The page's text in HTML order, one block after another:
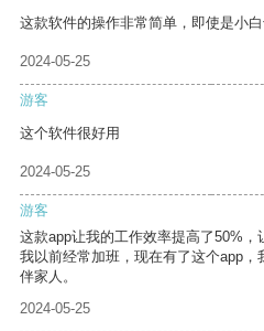
这款软件的操作非常简单，即使是小白
2024-05-25
游客
这个软件很好用
2024-05-25
游客
这款app让我的工作效率提高了50%，
我以前经常加班，现在有了这个app
伴家人。
2024-05-25